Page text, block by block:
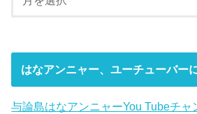
はなアンニャー、ユーチューバー
与論島はなアンニャーYou Tubeチャ